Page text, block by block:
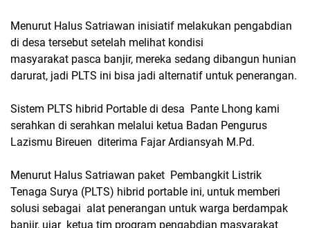
Menurut Halus Satriawan inisiatif melakukan pengabdian
di desa tersebut setelah melihat kondisi
masyarakat pasca banjir, mereka sedang dibangun hunian
darurat, jadi PLTS ini bisa jadi alternatif untuk penerangan.
Sistem PLTS hibrid Portable di desa Pante Lhong kami
serahkan di serahkan melalui ketua Badan Pengurus
Lazismu Bireuen diterima Fajar Ardiansyah M.Pd.
Menurut Halus Satriawan paket Pembangkit Listrik
Tenaga Surya (PLTS) hibrid portable ini, untuk memberi
solusi sebagai alat penerangan untuk warga berdampak
banjir, ujar ketua tim program pengabdian masyarakat